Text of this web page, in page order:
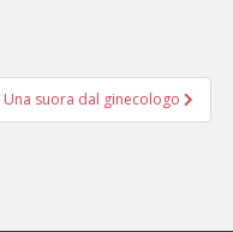
Una suora dal ginecologo